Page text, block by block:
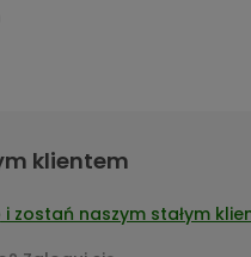
klientem
i zostań naszym stałym